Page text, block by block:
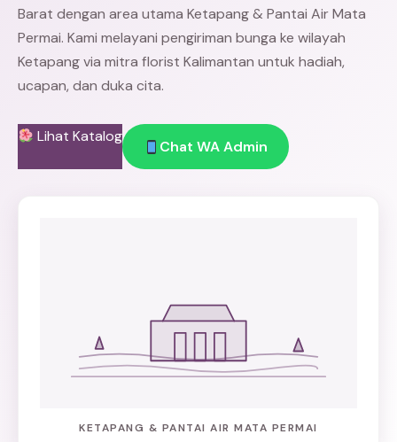
Barat dengan area utama Ketapang & Pantai Air Mata
Permai. Kami melayani pengiriman bunga ke wilayah
Ketapang via mitra florist Kalimantan untuk hadiah,
ucapan, dan duka cita.
Lihat Katalog
Chat WA Admin
KETAPANG & PANTAI AIR MATA PERMAI